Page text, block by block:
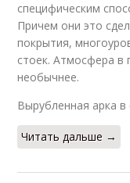
специфическим
Причем они это
покрытия,
стоек. Атмосфера в
необычнее.
Вырубленная арка
Читать дальше →